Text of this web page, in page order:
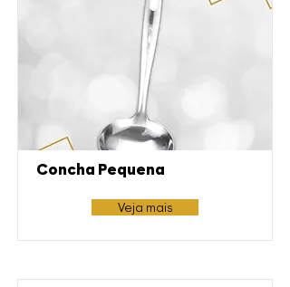
Concha Pequena
Veja mais